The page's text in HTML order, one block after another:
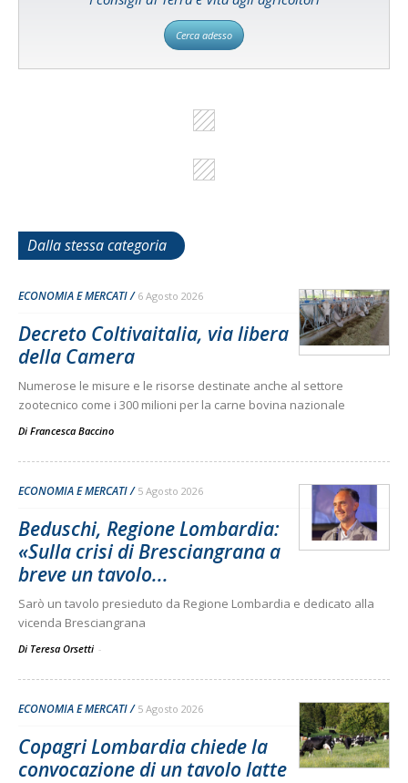
Cerca adesso
Dalla stessa categoria
ECONOMIA E MERCATI 6 Agosto 2026
Decreto Coltivaitalia, via libera
della Camera
Numerose le misure e le risorse destinate anche al settore
zootecnico come i 300 milioni per la carne bovina nazionale
Di Francesca Baccino
ECONOMIA E MERCATI 5 Agosto 2026
Beduschi, Regione Lombardia:
«Sulla crisi di Bresciangrana a
breve un tavolo...
Sarò un tavolo presieduto da Regione Lombardia e dedicato alla
vicenda Bresciangrana
Di Teresa Orsetti -
ECONOMIA E MERCATI 5 Agosto 2026
Copagri Lombardia chiede la
convocazione di un tavolo latte